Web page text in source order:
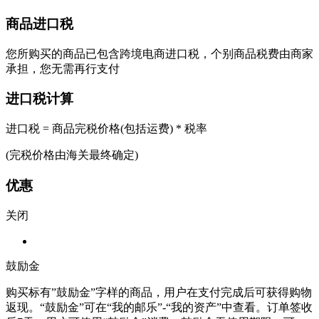
商品进口税
您所购买的商品已包含跨境电商进口税，个别商品税费由商家
承担，您无需再行支付
进口税计算
进口税 = 商品完税价格(包括运费) * 税率
(完税价格由海关最终确定)
优惠
关闭
鼓励金
购买标有”鼓励金”字样的商品，用户在支付完成后可获得购物
返现。“鼓励金”可在“我的邮乐”-“我的资产”中查看。订单签收